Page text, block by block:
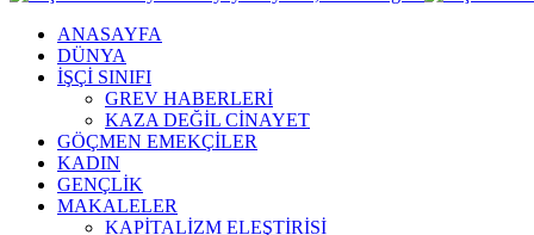
ANASAYFA
DÜNYA
İŞÇİ SINIFI
GREV HABERLERİ
KAZA DEĞİL CİNAYET
GÖÇMEN EMEKÇİLER
KADIN
GENÇLİK
MAKALELER
KAPİTALİZM ELEŞTİRİSİ